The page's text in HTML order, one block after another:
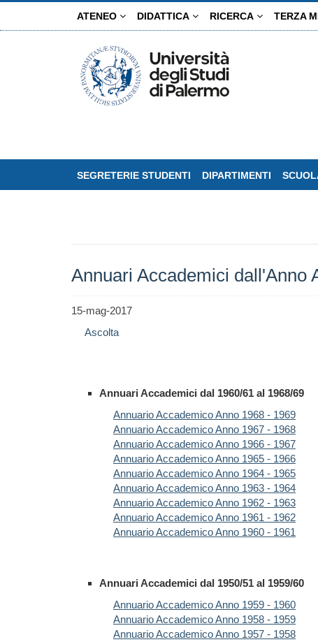
ATENEO DIDATTICA RICERCA TERZA
SEGRETERIE STUDENTI DIPARTIMENTI
Annuari Accademici dall'Anno
15-mag-2017
Ascolta
Annuari Accademici dal 1960/61 al 1968/69
Annuario Accademico Anno 1968 - 1969
Annuario Accademico Anno 1967 - 1968
Annuario Accademico Anno 1966 - 1967
Annuario Accademico Anno 1965 - 1966
Annuario Accademico Anno 1964 - 1965
Annuario Accademico Anno 1963 - 1964
Annuario Accademico Anno 1962 - 1963
Annuario Accademico Anno 1961 - 1962
Annuario Accademico Anno 1960 - 1961
Annuari Accademici dal 1950/51 al 1959/60
Annuario Accademico Anno 1959 - 1960
Annuario Accademico Anno 1958 - 1959
Annuario Accademico Anno 1957 - 1958